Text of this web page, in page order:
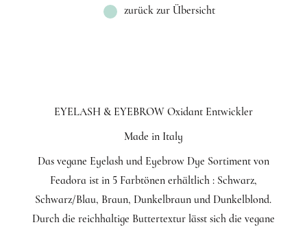
zurück zur Übersicht
EYELASH & EYEBROW Oxidant Entwickler
Made in Italy
Das vegane Eyelash und Eyebrow Dye Sortiment von
Feadora ist in 5 Farbtönen erhältlich : Schwarz,
Schwarz/Blau, Braun, Dunkelbraun und Dunkelblond.
Durch die reichhaltige Buttertextur lässt sich die vegane